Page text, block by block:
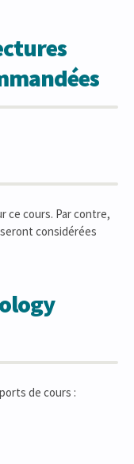
ce cours. Par contre,
considérées
de cours :